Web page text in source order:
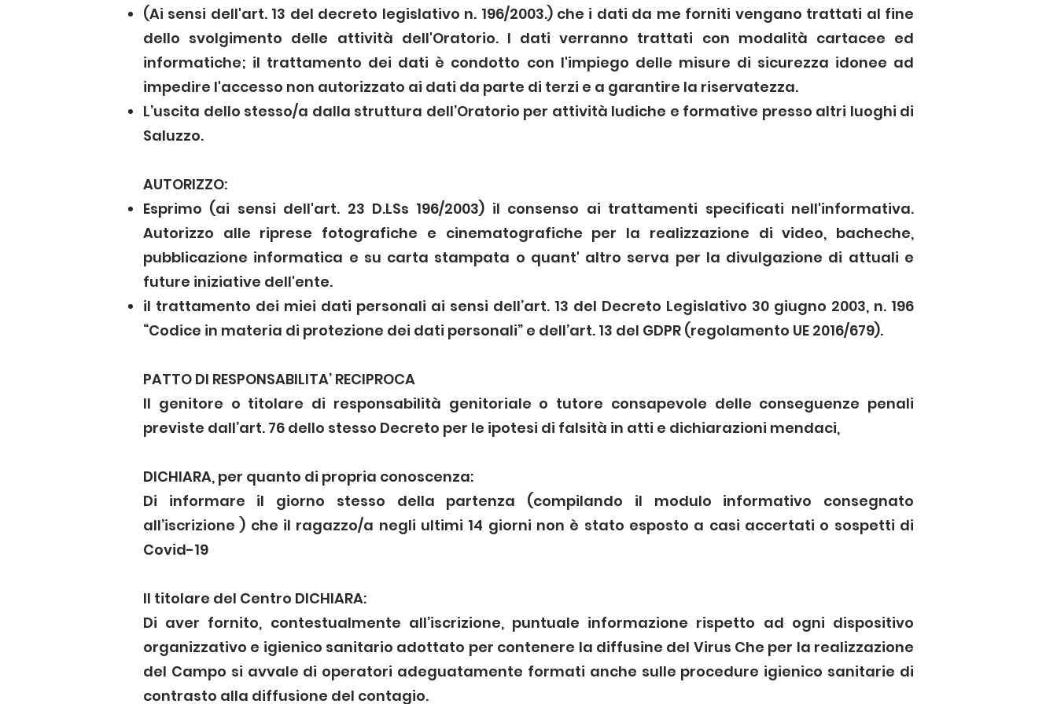
(Ai sensi dell'art. 13 del decreto legislativo n. 196/2003.) che i dati da me forniti vengano trattati al fine
dello svolgimento delle attività dell'Oratorio. I dati verranno trattati con modalità cartacee ed
informatiche; il trattamento dei dati è condotto con l'impiego delle misure di sicurezza idonee ad
impedire l'accesso non autorizzato ai dati da parte di terzi e a garantire la riservatezza.
L’uscita dello stesso/a dalla struttura dell’Oratorio per attività ludiche e formative presso altri luoghi di
Saluzzo.
AUTORIZZO:
Esprimo (ai sensi dell'art. 23 D.LSs 196/2003) il consenso ai trattamenti specificati nell'informativa.
Autorizzo alle riprese fotografiche e cinematografiche per la realizzazione di video, bacheche,
pubblicazione informatica e su carta stampata o quant' altro serva per la divulgazione di attuali e
future iniziative dell'ente.
il trattamento dei miei dati personali ai sensi dell’art. 13 del Decreto Legislativo 30 giugno 2003, n. 196
“Codice in materia di protezione dei dati personali” e dell’art. 13 del GDPR (regolamento UE 2016/679).
PATTO DI RESPONSABILITA’ RECIPROCA
Il genitore o titolare di responsabilità genitoriale o tutore consapevole delle conseguenze penali
previste dall’art. 76 dello stesso Decreto per le ipotesi di falsità in atti e dichiarazioni mendaci,
DICHIARA, per quanto di propria conoscenza:
Di informare il giorno stesso della partenza (compilando il modulo informativo consegnato
all’iscrizione ) che il ragazzo/a negli ultimi 14 giorni non è stato esposto a casi accertati o sospetti di
Covid-19
Il titolare del Centro DICHIARA:
Di aver fornito, contestualmente all’iscrizione, puntuale informazione rispetto ad ogni dispositivo
organizzativo e igienico sanitario adottato per contenere la diffusine del Virus Che per la realizzazione
del Campo si avvale di operatori adeguatamente formati anche sulle procedure igienico sanitarie di
contrasto alla diffusione del contagio.